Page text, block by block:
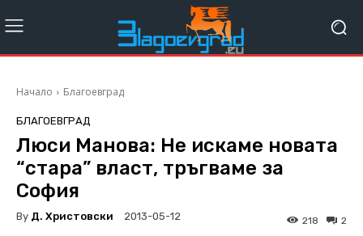
Начало Благоевград
БЛАГОЕВГРАД
Люси Манова: Не искаме новата
“стара” власт, тръгваме за
София
By Д. Христовски 2013-05-12 2
218